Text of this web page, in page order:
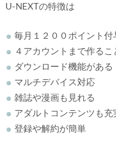
U-NEXTの特徴は
毎月１２００ポイント付
４アカウントまで作るこ
ダウンロード機能がある
マルチデバイス対応
雑誌や漫画も見れる
アダルトコンテンツも充
登録や解約が簡単